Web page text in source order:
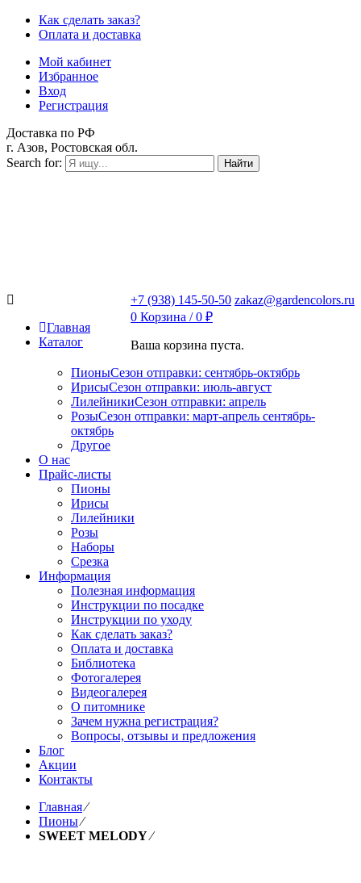
Как сделать заказ?
Оплата и доставка
Мой кабинет
Избранное
Вход
Регистрация
Доставка по РФ
г. Азов, Ростовская обл.
Search for:
Найти
+7 (938) 145-50-50 zakaz@gardencolors.ru
0 Корзина /0 ₽
Ваша корзина пуста.
Главная
Каталог
ПионыСезон отправки: сентябрь-октябрь
ИрисыСезон отправки: июль-август
ЛилейникиСезон отправки: апрель
РозыСезон отправки: март-апрель сентябрь-
октябрь
Другое
О нас
Прайс-листы
Пионы
Ирисы
Лилейники
Розы
Наборы
Срезка
Информация
Полезная информация
Инструкции по посадке
Инструкции по уходу
Как сделать заказ?
Оплата и доставка
Библиотека
Фотогалерея
Видеогалерея
О питомнике
Зачем нужна регистрация?
Вопросы, отзывы и предложения
Блог
Акции
Контакты
Главная⁄
Пионы⁄
SWEET MELODY⁄